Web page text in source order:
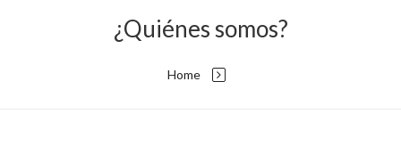
¿Quiénes somos?
Home